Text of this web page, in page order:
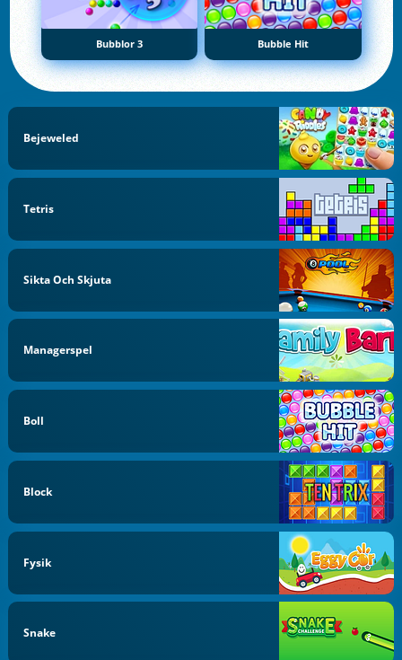
Bubblor 3 Bubble Hit
Bejeweled
Tetris
Sikta Och Skjuta
Managerspel
Boll
Block
Fysik
Snake